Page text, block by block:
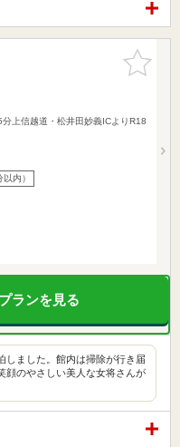
お気に入
りに追加
上信越道・松井田妙義ICよりR18
内）
ランを見る
しました。館内は掃除が行き届
顔のやさしい美人な女将さんが